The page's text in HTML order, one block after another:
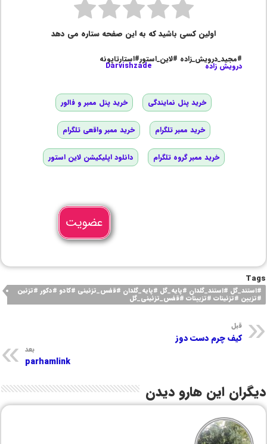
اولین کسی باشید که به این صفحه ستاره می دهد
#مجید_درویش_زاده #لاین_استور#استارتاپونه
درویش زاده Darvishzade
خرید پنل نمایندگی خرید پنل ممبر و فالور
خرید ممبر تلگرام خرید ممبر واقعی تلگرام
خرید ممبر گروه تلگرام دانلود اپلیکیشن لاین استور
عضویت
Tags
#استند_گل #استند_گلدان #پایه_گل #پایه_گلدان #قفس_تزئینی #کادو #دکور #تزئین
#تزیین #تزئینات #تزیینات #قفس_تزئینی_گل
قبل
کیف چرم دست دوز
بعد
parhamlink
دیگران این هارو دیدن